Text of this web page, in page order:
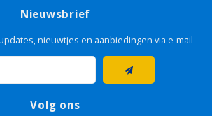
Nieuwsbrief
nieuwtjes en aanbiedingen via e-mail
Volg ons